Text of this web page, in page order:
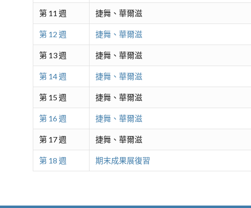
第 11 週 捷舞、華爾滋
第 12 週 捷舞、華爾滋
第 13 週 捷舞、華爾滋
第 14 週 捷舞、華爾滋
第 15 週 捷舞、華爾滋
第 16 週 捷舞、華爾滋
第 17 週 捷舞、華爾滋
第 18 週 期末成果展復習